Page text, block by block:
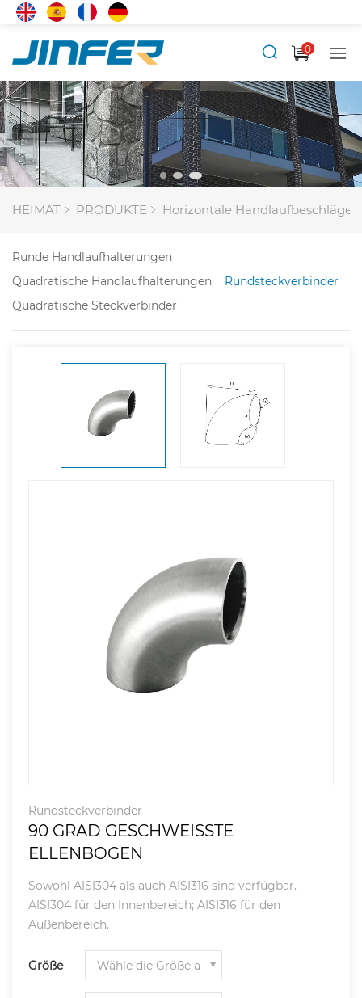
0
HEIMAT PRODUKTE Horizontale Handlaufbeschläge
Runde Handlaufhalterungen
Quadratische Handlaufhalterungen
Rundsteckverbinder
Quadratische Steckverbinder
Rundsteckverbinder
90 GRAD GESCHWEISSTE
ELLENBOGEN
Sowohl AISI304 als auch AISI316 sind verfügbar.
AISI304 für den Innenbereich; AISI316 für den
Außenbereich.
Größe